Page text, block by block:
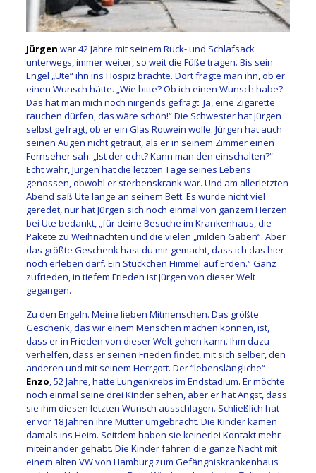
Jürgen war 42 Jahre mit seinem Ruck- und Schlafsack
unterwegs, immer weiter, so weit die Füße tragen. Bis sein
Engel „Ute“ ihn ins Hospiz brachte. Dort fragte man ihn, ob er
einen Wunsch hätte. „Wie bitte? Ob ich einen Wunsch habe?
Das hat man mich noch nirgends gefragt. Ja, eine Zigarette
rauchen dürfen, das wäre schön!“ Die Schwester hat Jürgen
selbst gefragt, ob er ein Glas Rotwein wolle. Jürgen hat auch
seinen Augen nicht getraut, als er in seinem Zimmer einen
Fernseher sah. „Ist der echt? Kann man den einschalten?“
Echt wahr, Jürgen hat die letzten Tage seines Lebens
genossen, obwohl er sterbenskrank war. Und am allerletzten
Abend saß Ute lange an seinem Bett. Es wurde nicht viel
geredet, nur hat Jürgen sich noch einmal von ganzem Herzen
bei Ute bedankt, „für deine Besuche im Krankenhaus, die
Pakete zu Weihnachten und die vielen „milden Gaben“. Aber
das größte Geschenk hast du mir gemacht, dass ich das hier
noch erleben darf. Ein Stückchen Himmel auf Erden.“ Ganz
zufrieden, in tiefem Frieden ist Jürgen von dieser Welt
gegangen.
Zu den Engeln. Meine lieben Mitmenschen. Das größte
Geschenk, das wir einem Menschen machen können, ist,
dass er in Frieden von dieser Welt gehen kann. Ihm dazu
verhelfen, dass er seinen Frieden findet, mit sich selber, den
anderen und mit seinem Herrgott. Der “lebenslängliche“
Enzo, 52 Jahre, hatte Lungenkrebs im Endstadium. Er möchte
noch einmal seine drei Kinder sehen, aber er hat Angst, dass
sie ihm diesen letzten Wunsch ausschlagen. Schließlich hat
er vor 18 Jahren ihre Mutter umgebracht. Die Kinder kamen
damals ins Heim. Seitdem haben sie keinerlei Kontakt mehr
miteinander gehabt. Die Kinder fahren die ganze Nacht mit
einem alten VW von Hamburg zum Gefängniskrankenhaus